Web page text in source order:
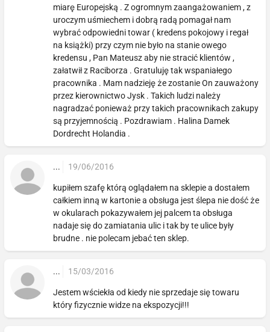
miarę Europejską . Z ogromnym zaangażowaniem , z
uroczym uśmiechem i dobrą radą pomagał nam
wybrać odpowiedni towar ( kredens pokojowy i regał
na książki) przy czym nie było na stanie owego
kredensu , Pan Mateusz aby nie stracić klientów ,
załatwił z Raciborza . Gratuluję tak wspaniałego
pracownika . Mam nadzieję że zostanie On zauważony
przez kierownictwo Jysk . Takich ludzi należy
nagradzać ponieważ przy takich pracownikach zakupy
są przyjemnością . Pozdrawiam . Halina Damek
Dordrecht Holandia .
... 19/06/2016
kupiłem szafę którą oglądałem na sklepie a dostałem
całkiem inną w kartonie a obsługa jest ślepa nie dość że
w okularach pokazywałem jej palcem ta obsługa
nadaje się do zamiatania ulic i tak by te ulice były
brudne . nie polecam jebać ten sklep.
... 15/03/2016
Jestem wściekła od kiedy nie sprzedaje się towaru
który fizycznie widze na ekspozycji!!!